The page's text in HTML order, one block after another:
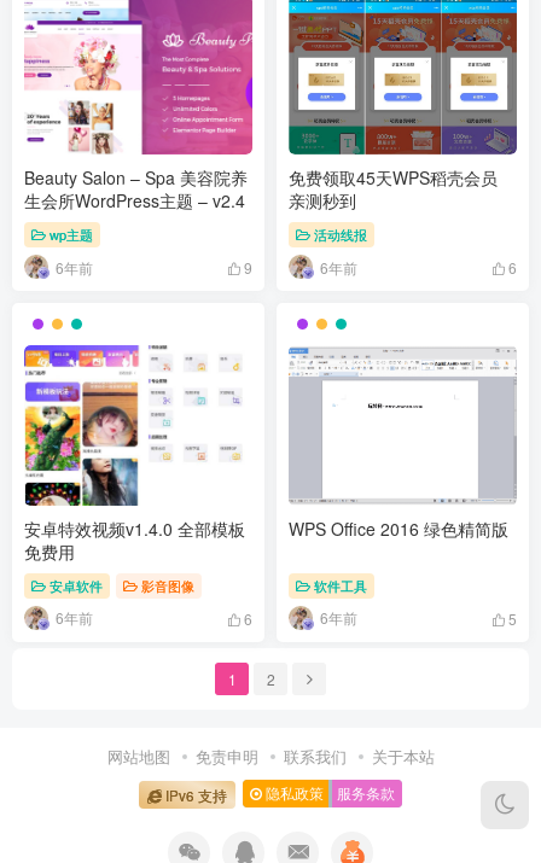
Beauty Salon – Spa 美容院养
生会所WordPress主题 – v2.4
wp主题
6年前 9
免费领取45天WPS稻壳会员
亲测秒到
活动线报
6年前 6
安卓特效视频v1.4.0 全部模板
免费用
安卓软件 影音图像
6年前 6
WPS Office 2016 绿色精简版
软件工具
6年前 5
1 2
网站地图 免责申明 联系我们 关于本站
IPv6 支持 隐私政策 服务条款